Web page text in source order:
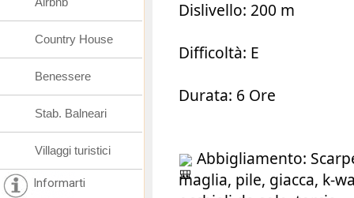
Dislivello: 200 m
Difficoltà: E
Durata: 6 Ore
Abbigliamento:
maglia, pile, giacca, k-
Country House
Benessere
Stab. Balneari
Villaggi turistici
Informarti